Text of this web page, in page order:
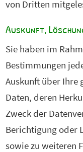
von Dritten
Auskunft,
Sie haben im
Bestimmungen
Auskunft über Ihre
Daten, deren
Zweck der
Berichtigung oder
sowie zu weiteren